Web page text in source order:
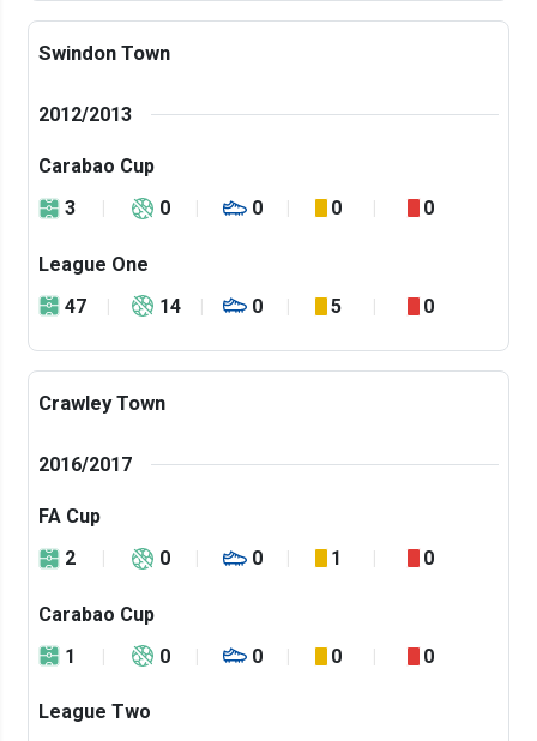
Swindon Town
2012/2013
Carabao Cup
3
0 0 0 0
League One
47
14 0 5 0
Crawley Town
2016/2017
FA Cup
2
0 0 1 0
Carabao Cup
1
0 0 0 0
League Two